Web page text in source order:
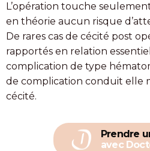
L’opération touche
en théorie aucun risque
De rares cas de cécité post
rapportés en relation
complication de type
de complication conduit elle
cécité.
Prendre
avec